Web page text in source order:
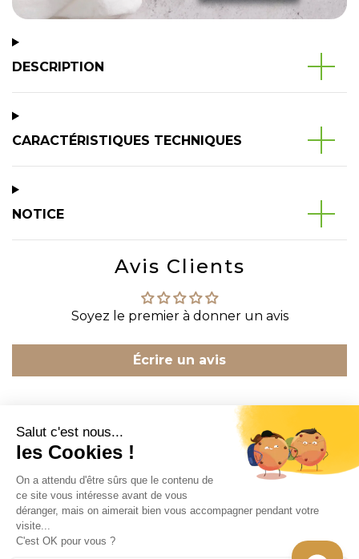
DESCRIPTION
CARACTÉRISTIQUES TECHNIQUES
NOTICE
Avis Clients
Soyez le premier à donner un avis
Écrire un avis
CONTACT
INFORMATION
EN SAVOIR PLUS